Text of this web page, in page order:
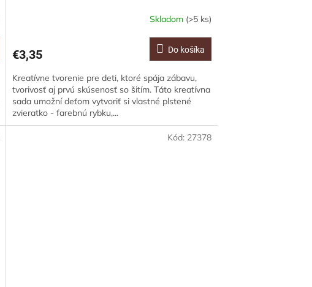
Skladom (>5 ks)
€3,35 Do košíka
Kreatívne tvorenie pre deti, ktoré spája zábavu,
tvorivosť aj prvú skúsenosť so šitím. Táto kreatívna
sada umožní deťom vytvoriť si vlastné plstené
zvieratko - farebnú rybku,...
Kód: 27378